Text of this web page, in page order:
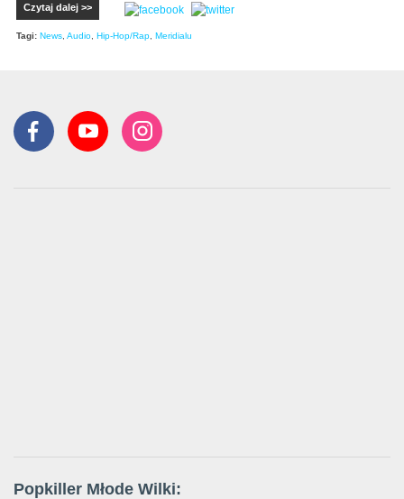
Czytaj dalej >>
Tagi: News Audio Hip-Hop/Rap Meridialu
Popkiller Młode Wilki: